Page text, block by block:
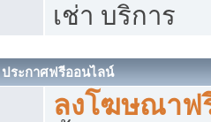
เช่า บริการ
ประกาศฟรีออนไลน์
ลงโฆษณาฟ